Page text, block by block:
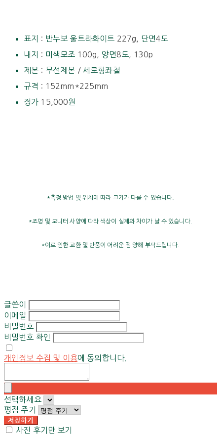
표지 : 반누보 울트라화이트 227g, 단면4도
내지 : 미색모조 100g, 양면8도
, 130p
제본 : 무선제본 / 세로형좌철
규격 : 152mm*225mm
정가 15,000원
*측정 방법 및 위치에 따라 크기가 다를 수 있습니다.
*조명 및 모니터 사양에 따라 색상이 실제와 차이가 날 수 있습니다.
*이로 인한 교환 및 반품이 어려운 점 양해 부탁드립니다.
글쓴이
이메일
비밀번호
비밀번호 확인
개인정보 수집 및 이용에 동의합니다.
선택하세요
평점 주기
저장하기
사진 후기만 보기